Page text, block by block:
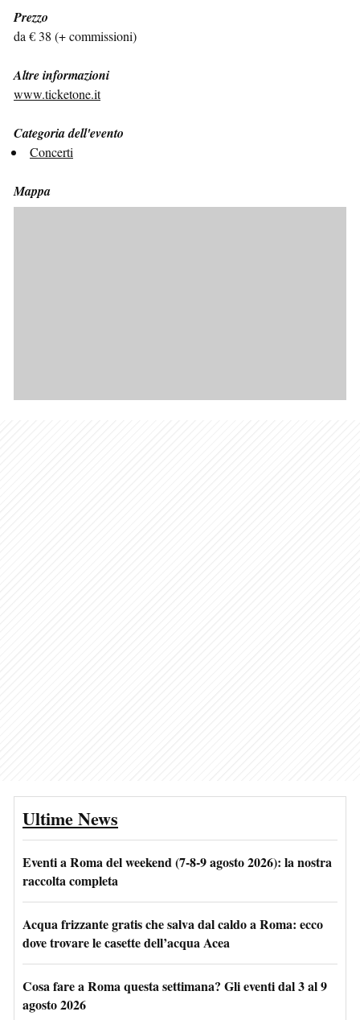
Prezzo
da € 38 (+ commissioni)
Altre informazioni
www.ticketone.it
Categoria dell'evento
Concerti
Mappa
Ultime News
Eventi a Roma del weekend (7-8-9 agosto 2026): la nostra
raccolta completa
Acqua frizzante gratis che salva dal caldo a Roma: ecco
dove trovare le casette dell’acqua Acea
Cosa fare a Roma questa settimana? Gli eventi dal 3 al 9
agosto 2026